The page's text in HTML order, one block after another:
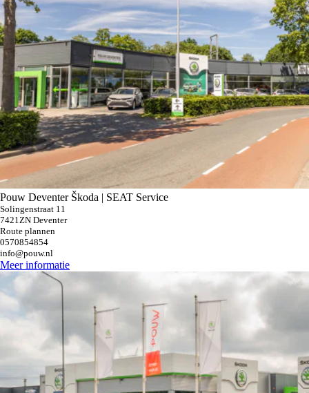
Pouw Deventer Škoda | SEAT Service
Solingenstraat 11
7421ZN Deventer
Route plannen
0570854854
info@pouw.nl
Meer informatie